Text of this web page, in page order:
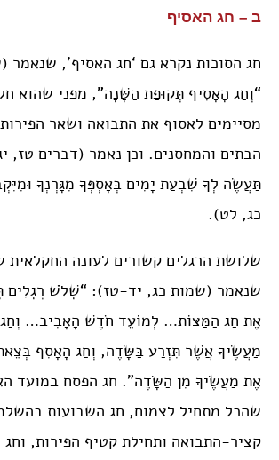
ב – חג האסיף
חג הסוכות נקרא גם ‘חג האסיף’,
“וְחַג הָאָסִיף תְּקוּפַת הַשָּׁנָה”, מפני שהוא
מסיימים לאסוף את התבואה ושאר
הבתים והמחסנים. וכן נאמר (דברים טז,
תַּעֲשֶׂה לְךָ שִׁבְעַת יָמִים בְּאָסְפְּךָ מִגָּרְנְךָ
כג, לט).
שלושת הרגלים קשורים לעונה
שנאמר (שמות כג, יד-טז): “שָׁלֹשׁ רְגָלִים
אֶת חַג הַמַּצּוֹת… לְמוֹעֵד חֹדֶשׁ הָאָבִיב… וְחַג
מַעֲשֶׂיךָ אֲשֶׁר תִּזְרַע בַּשָּׂדֶה, וְחַג הָאָסִף
אֶת מַעֲשֶׂיךָ מִן הַשָּׂדֶה”. חג הפסח במועד
שהכל מתחיל לצמוח, חג השבועות
קציר-התבואה ותחילת קטיף הפירות,